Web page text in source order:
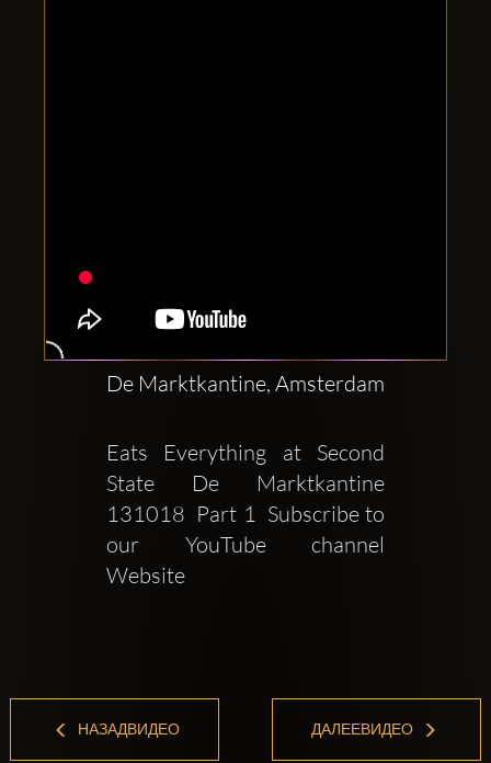
De Marktkantine, Amsterdam
Eats Everything at Second
State De Marktkantine
131018  Part 1  Subscribe to
our YouTube channel
Website
НАЗАДВИДЕО ДАЛЕЕВИДЕО